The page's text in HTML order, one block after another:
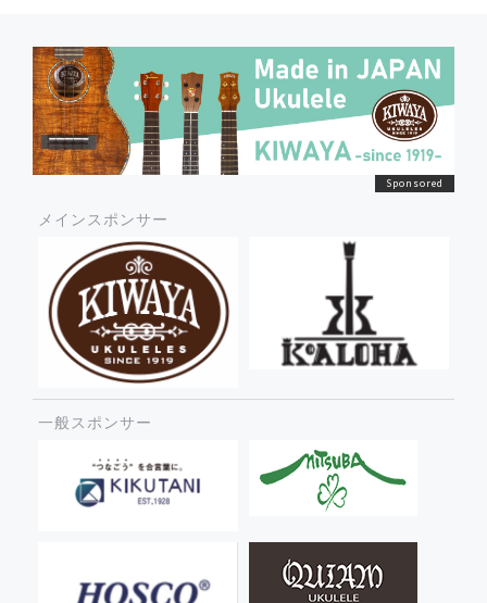
メインスポンサー
一般スポンサー